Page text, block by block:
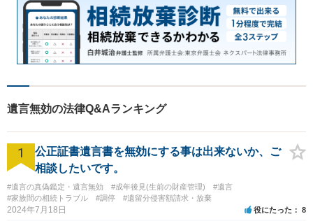
遺言無効の法律Q&Aランキング
1
公正証書遺言書を無効にする事は出来ないか、ご
相談したいです。
#遺言の真偽鑑定・遺言無効 #成年後見(生前の財産管理)
#遺言
#家族間の相続トラブル
#調停 #遺留分侵害額請求・放棄
2024年7月18日 役にたった 8